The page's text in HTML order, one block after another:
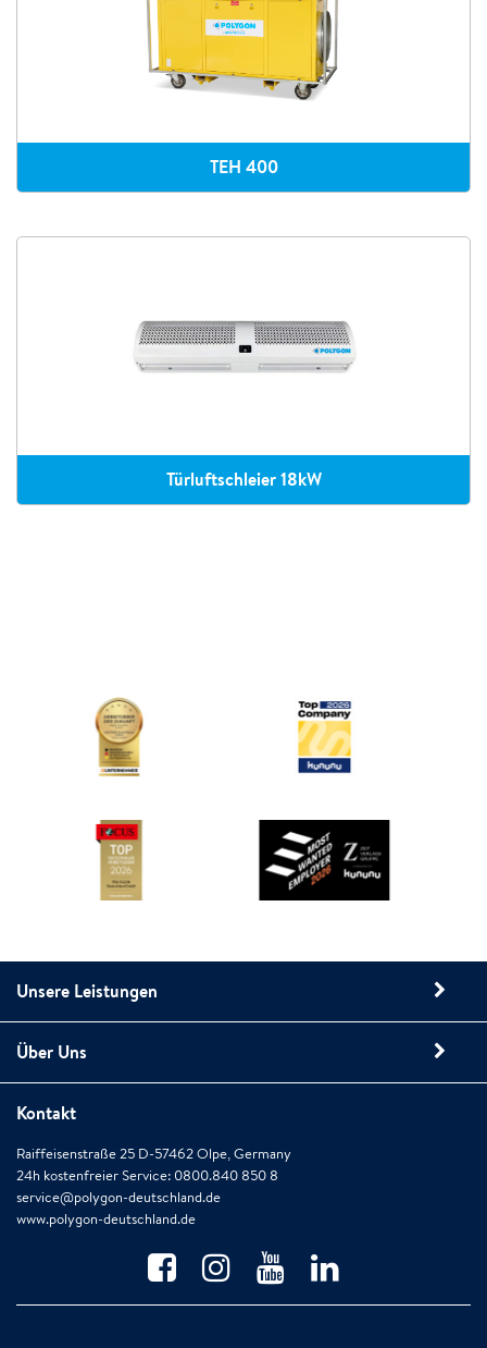
TEH 400
Türluftschleier 18kW
Unsere Leistungen
Über Uns
Kontakt
Raiffeisenstraße 25 D-57462 Olpe, Germany
24h kostenfreier Service: 0800.840 850 8
service@polygon-deutschland.de
www.polygon-deutschland.de